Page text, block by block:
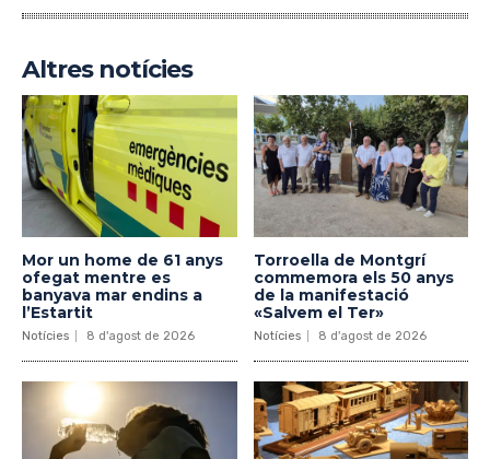
Altres notícies
Mor un home de 61 anys
ofegat mentre es
banyava mar endins a
l’Estartit
Notícies 8 d'agost de 2026
Torroella de Montgrí
commemora els 50 anys
de la manifestació
«Salvem el Ter»
Notícies 8 d'agost de 2026